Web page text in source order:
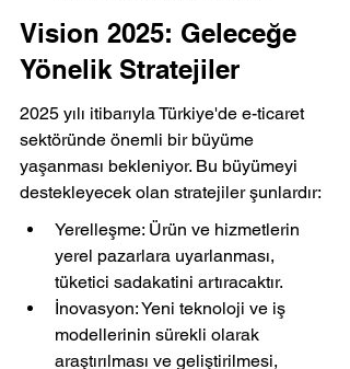
Vision 2025: Geleceğe
Yönelik Stratejiler
2025 yılı itibarıyla Türkiye'de e-ticaret
sektöründe önemli bir büyüme
yaşanması bekleniyor. Bu büyümeyi
destekleyecek olan stratejiler şunlardır:
Yerelleşme: Ürün ve hizmetlerin
yerel pazarlara uyarlanması,
tüketici sadakatini artıracaktır.
İnovasyon: Yeni teknoloji ve iş
modellerinin sürekli olarak
araştırılması ve geliştirilmesi,